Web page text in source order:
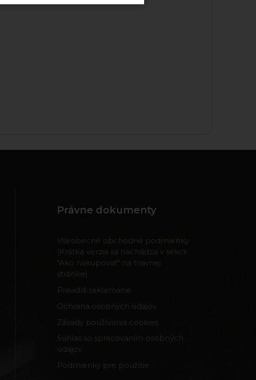
Právne dokumenty
Všeobecné obchodné podmienky
(Krátka verzia sa nachádza v sekcii
"Ako nakupovať" na hlavnej
stránke)
Pravidlá reklamácie
Ochrana osobných údajov
Zásady používania cookies
Súhlas so spracovaním osobných
údajov
Podmienky pre použitie